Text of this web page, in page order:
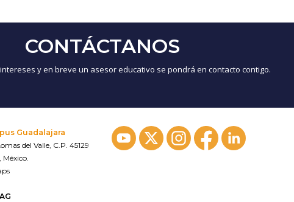
CONTÁCTANOS
y en breve un asesor educativo se pondrá en contacto contigo.
Guadalajara
del Valle, C.P. 45129